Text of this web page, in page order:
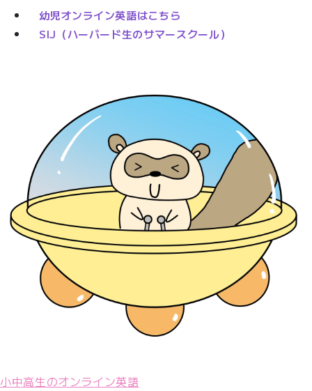
幼児オンライン英語はこちら
SIJ（ハーバード生のサマースクール）
小中高生のオンライン英語